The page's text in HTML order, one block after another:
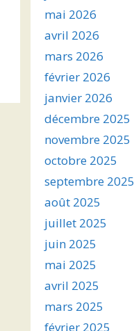
mai 2026
avril 2026
mars 2026
février 2026
janvier 2026
décembre 2025
novembre 2025
octobre 2025
septembre 2025
août 2025
juillet 2025
juin 2025
mai 2025
avril 2025
mars 2025
février 2025